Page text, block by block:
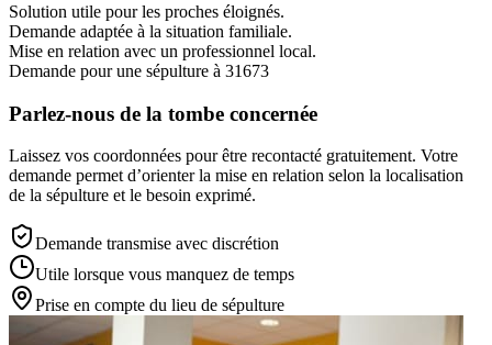
Solution utile pour les proches éloignés.
Demande adaptée à la situation familiale.
Mise en relation avec un professionnel local.
Demande pour une sépulture à 31673
Parlez-nous de la tombe concernée
Laissez vos coordonnées pour être recontacté gratuitement. Votre
demande permet d’orienter la mise en relation selon la localisation
de la sépulture et le besoin exprimé.
Demande transmise avec discrétion
Utile lorsque vous manquez de temps
Prise en compte du lieu de sépulture